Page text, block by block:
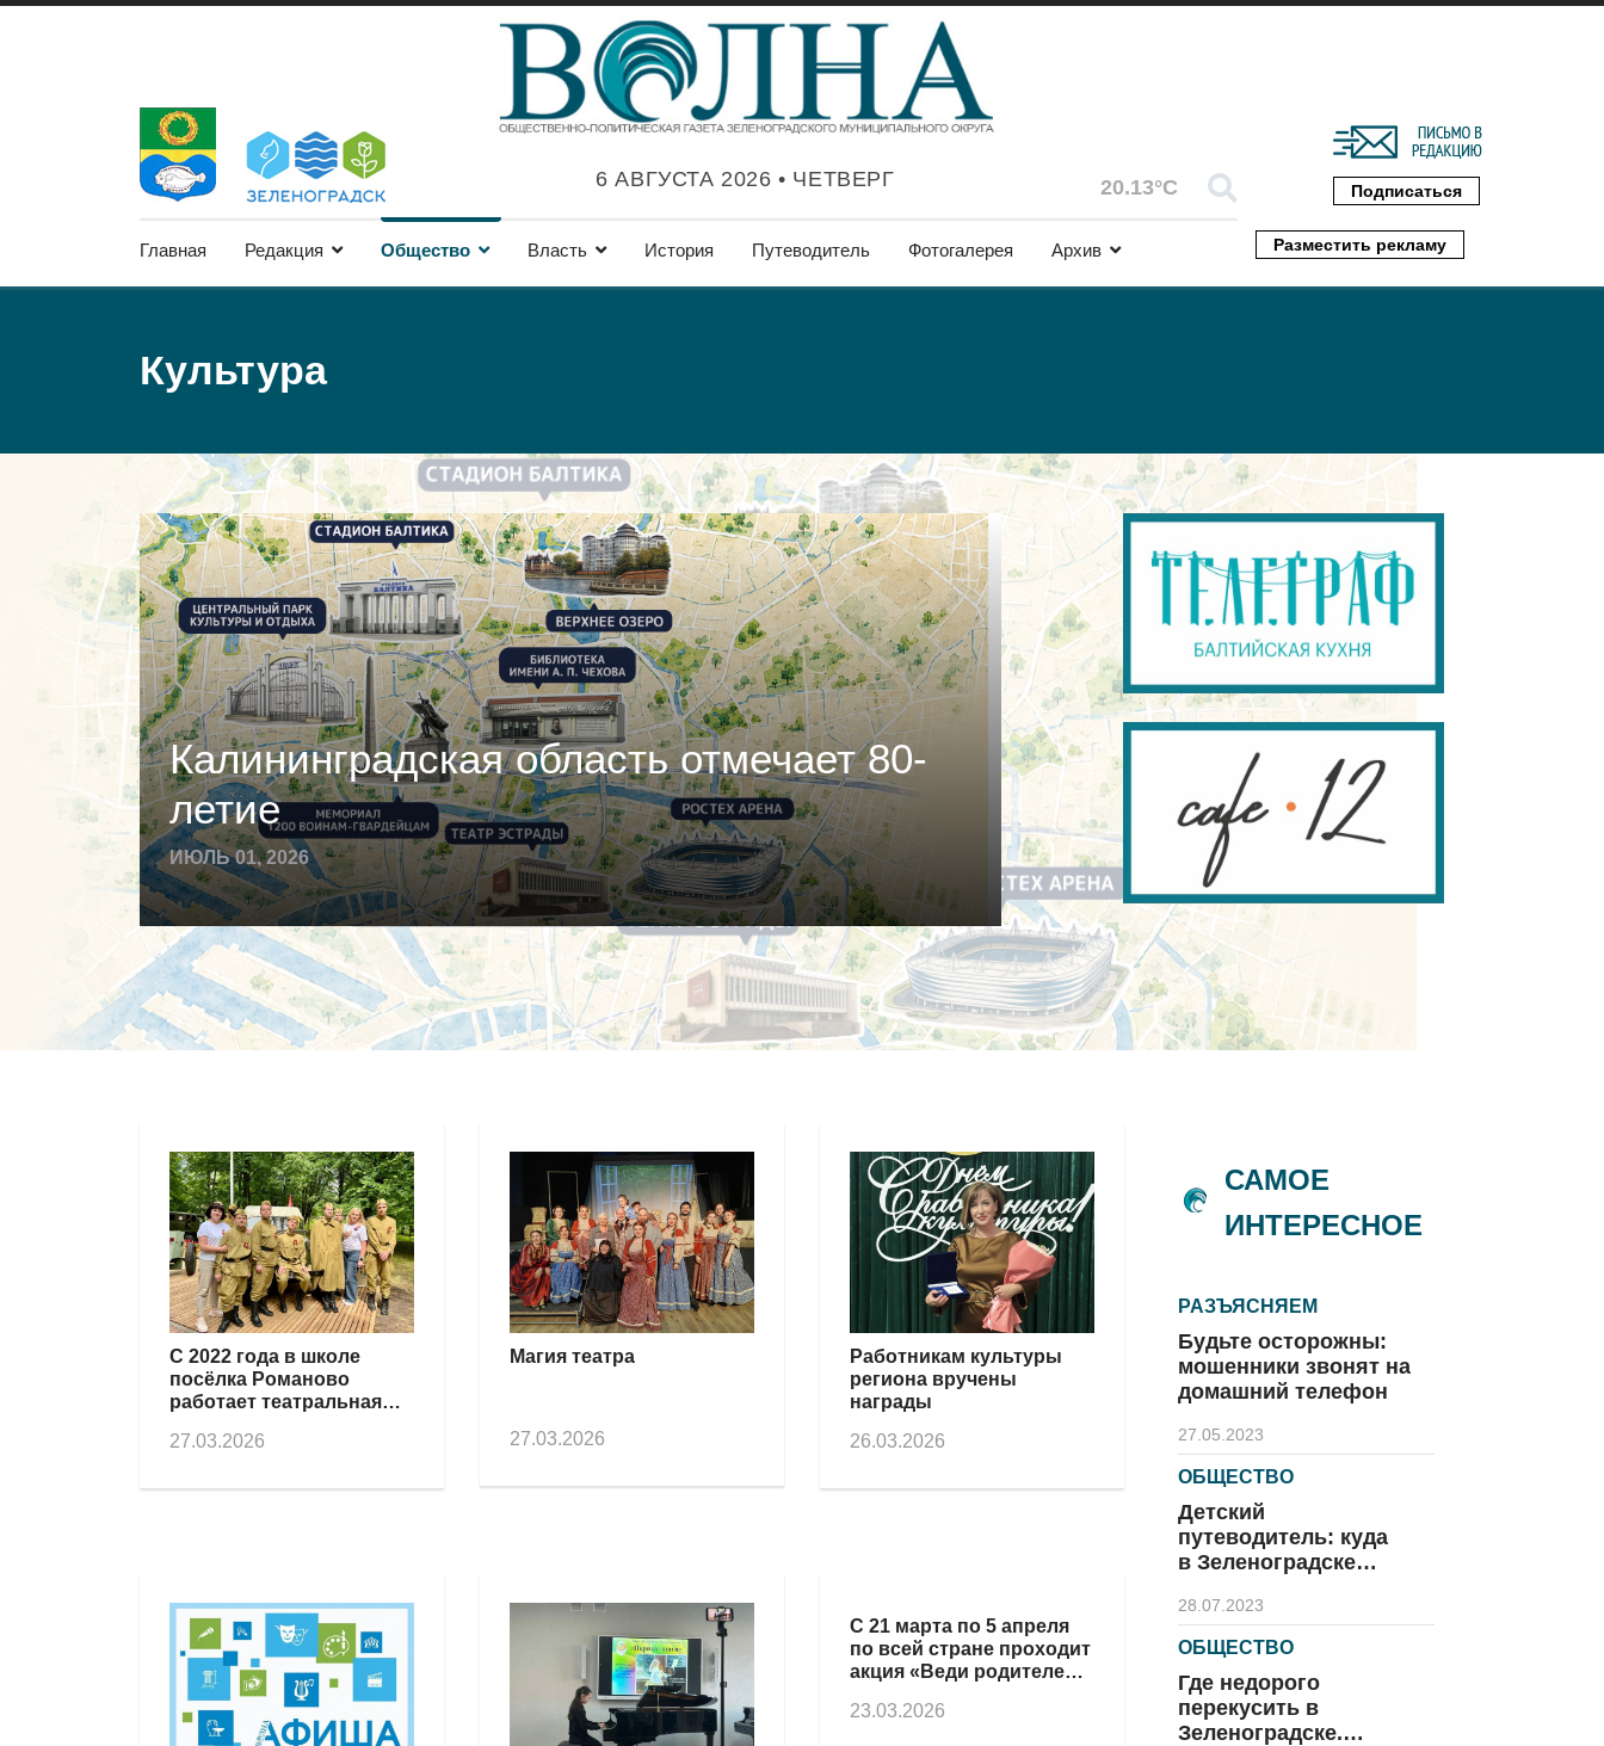
6 АВГУСТА 2026 • ЧЕТВЕРГ 20.13°C Подписаться
Главная Редакция Общество Власть История Путеводитель Фотогалерея Архив Разместить рекламу
Культура
Калининградская область отмечает 80-
летие
ИЮЛЬ 01, 2026
С 2022 года в школе
посёлка Романово
работает театральная
27.03.2026
Магия театра
27.03.2026
Работникам культуры
региона вручены
награды
26.03.2026
С 21 марта по 5 апреля
по всей стране проходит
акция «Веди родителей в
23.03.2026
САМОЕ
ИНТЕРЕСНОЕ
РАЗЪЯСНЯЕМ
Будьте осторожны:
мошенники звонят на
домашний телефон
27.05.2023
ОБЩЕСТВО
Детский
путеводитель: куда
в Зеленоградске
28.07.2023
ОБЩЕСТВО
Где недорого
перекусить в
Зеленоградске.